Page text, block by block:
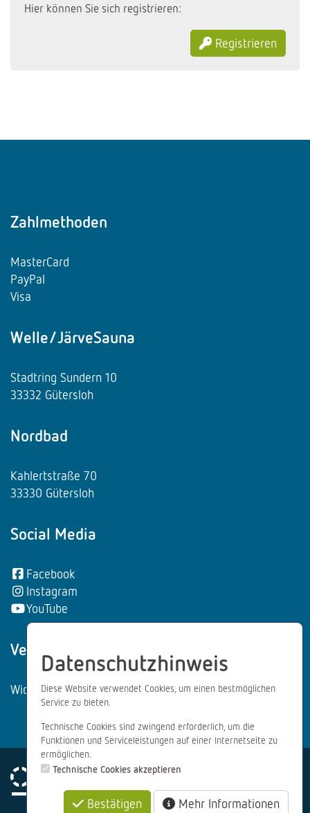
Hier können Sie sich registrieren:
Registrieren
Zahlmethoden
MasterCard
PayPal
Visa
Welle/JärveSauna
Stadtring Sundern 10
33332 Gütersloh
Nordbad
Kahlertstraße 70
33330 Gütersloh
Social Media
Facebook
Instagram
YouTube
Vertrag wiederrufen:
Widerrufsformular
Impressum Datenschutz AGB
Datenschutzhinweis
Diese Website verwendet Cookies, um einen bestmöglichen
Service zu bieten.
Technische Cookies sind zwingend erforderlich, um die
Funktionen und Serviceleistungen auf einer Internetseite zu
ermöglichen.
Technische Cookies akzeptieren
Bestätigen Mehr Informationen